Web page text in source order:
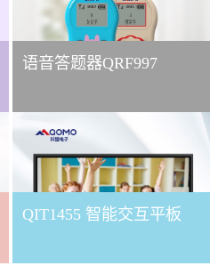
语音答题器QRF997
QIT1455 智能交互平板